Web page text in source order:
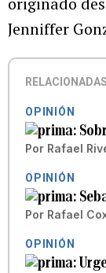
Jenniffer
RELACIONADAS
OPINIÓN
Por Rafael
OPINIÓN
Por Rafael
OPINIÓN